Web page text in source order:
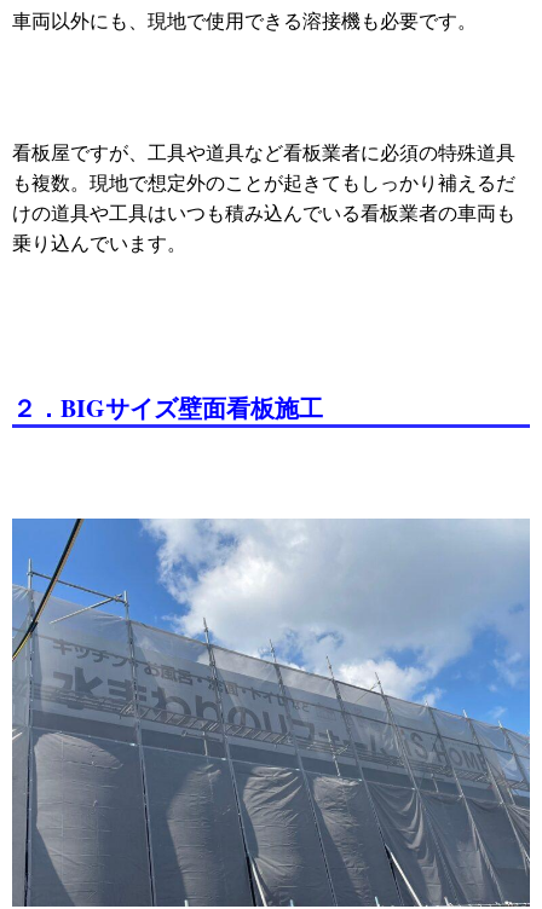
車両以外にも、現地で使用できる溶接機も必要です。
看板屋ですが、工具や道具など看板業者に必須の特殊道具
も複数。現地で想定外のことが起きてもしっかり補えるだ
けの道具や工具はいつも積み込んでいる看板業者の車両も
乗り込んでいます。
２．BIGサイズ壁面看板施工